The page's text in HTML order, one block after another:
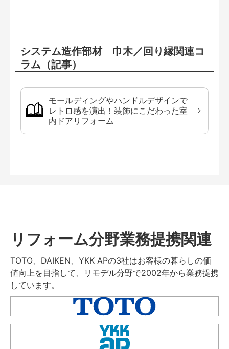
システム造作部材 巾木／回り縁関連コ
ラム（記事）
モールディングやハンドルデザインで
レトロ感を演出！装飾にこだわった室
内ドアリフォーム
リフォーム分野業務提携関連
TOTO、DAIKEN、YKK APの3社はお客様の暮らしの価
値向上を目指して、リモデル分野で2002年から業務提携
しています。